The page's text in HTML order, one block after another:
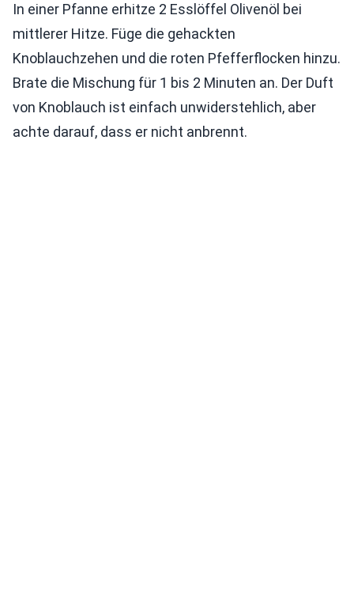
In einer Pfanne erhitze 2 Esslöffel Olivenöl bei
mittlerer Hitze. Füge die gehackten
Knoblauchzehen und die roten Pfefferflocken hinzu.
Brate die Mischung für 1 bis 2 Minuten an. Der Duft
von Knoblauch ist einfach unwiderstehlich, aber
achte darauf, dass er nicht anbrennt.